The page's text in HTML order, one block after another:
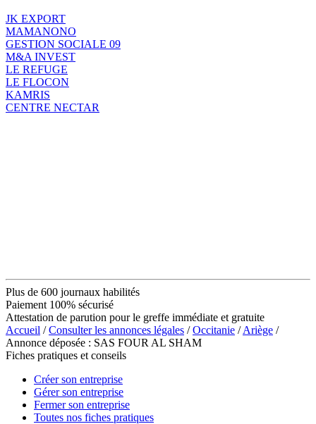
JK EXPORT
MAMANONO
GESTION SOCIALE 09
M&A INVEST
LE REFUGE
LE FLOCON
KAMRIS
CENTRE NECTAR
Plus de 600 journaux habilités
Paiement 100% sécurisé
Attestation de parution pour le greffe immédiate et gratuite
Accueil /Consulter les annonces légales /Occitanie /Ariège /
Annonce déposée : SAS FOUR AL SHAM
Fiches pratiques et conseils
Créer son entreprise
Gérer son entreprise
Fermer son entreprise
Toutes nos fiches pratiques